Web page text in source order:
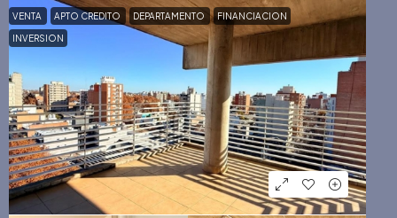
VENTA APTO CREDITO DEPARTAMENTO FINANCIACION
INVERSION